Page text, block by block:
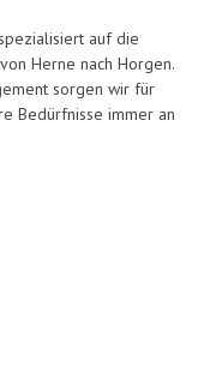
auf die
Herne nach Horgen.
sorgen wir für
Bedürfnisse immer an